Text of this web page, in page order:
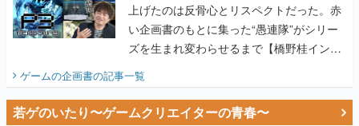
上げたのは反骨心とリスペクトだった。赤
い企画書のもとに集った“愚連隊”がシリー
ズを生まれ変わらせるまで【橋野桂インタ
ゲームの企画書の記事一覧
若ゲのいたり〜ゲームクリエイターの青春〜